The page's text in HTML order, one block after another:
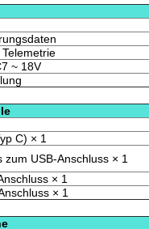
~ 18V
C) × 1
USB-Anschluss × 1
× 1
× 1